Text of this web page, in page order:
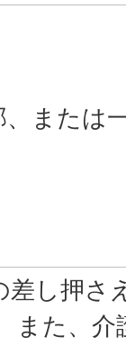
、または
差し押さ
また、介